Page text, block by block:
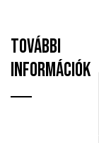
További
információk